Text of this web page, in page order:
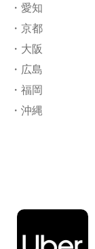
・愛知
・京都
・大阪
・広島
・福岡
・沖縄